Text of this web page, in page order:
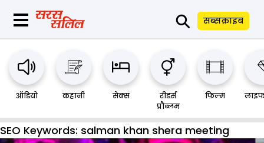
⚲ सब्सक्राइब
ऑडियो कहानी सेक्स
रीडर्स
प्रौब्लम
फिल्म
SEO Keywords: salman khan shera meeting